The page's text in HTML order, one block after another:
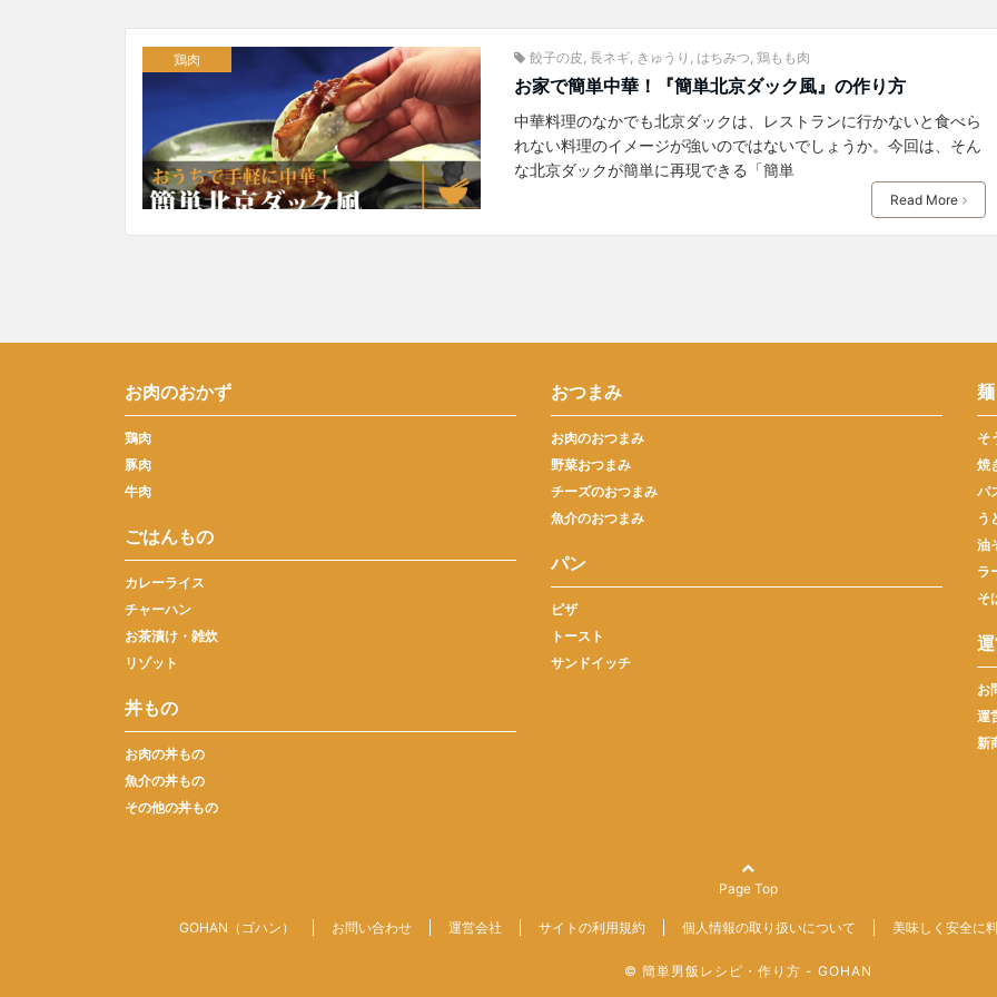
鶏肉 餃子の皮 長ネギ, きゅうり はちみつ 鶏もも肉
お家で簡単中華！『簡単北京ダック風』の作り方
中華料理のなかでも北京ダックは、レストランに行かないと食べら
れない料理のイメージが強いのではないでしょうか。今回は、そん
な北京ダックが簡単に再現できる「簡単
Read More
お肉のおかず
鶏肉
豚肉
牛肉
ごはんもの
カレーライス
チャーハン
お茶漬け・雑炊
リゾット
丼もの
お肉の丼もの
魚介の丼もの
その他の丼もの
おつまみ
お肉のおつまみ
野菜おつまみ
チーズのおつまみ
魚介のおつまみ
パン
ピザ
トースト
サンドイッチ
麺
そ
焼
パ
う
油
ラ
そ
お
運
新
Page Top
GOHAN（ゴハン） お問い合わせ 運営会社 サイトの利用規約 個人情報の取り扱いについて 美味しく安全に
© 簡単男飯レシピ・作り方 - GOHAN